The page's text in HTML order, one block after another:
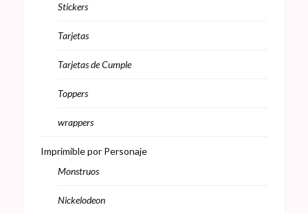
Stickers
Tarjetas
Tarjetas de Cumple
Toppers
wrappers
Imprimible por Personaje
Monstruos
Nickelodeon